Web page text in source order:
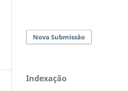
Nova Submissão
Indexação